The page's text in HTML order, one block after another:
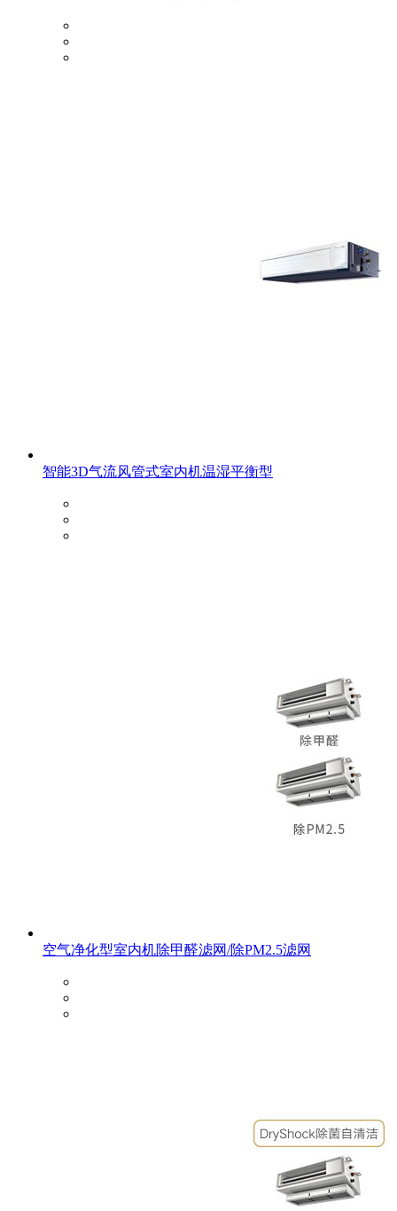
智能3D气流风管式室内机温湿平衡型
空气净化型室内机除甲醛滤网/除PM2.5滤网